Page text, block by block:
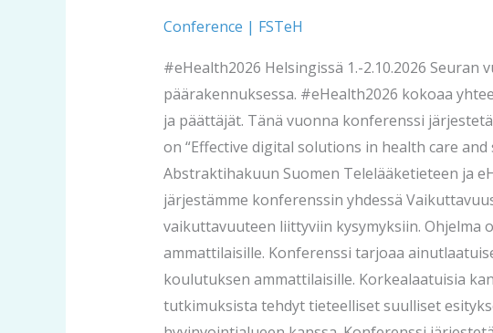
Conference | FSTeH
#eHealth2026 Helsingissä 1.-2.10.2026
päärakennuksessa. #eHealth2026 kokoaa
ja päättäjät. Tänä vuonna konferenssi
on “Effective digital solutions in health care
Abstraktihakuun Suomen Telelääketieteen ja
järjestämme konferenssin yhdessä
vaikuttavuuteen liittyviin kysymyksiin.
ammattilaisille. Konferenssi tarjoaa
koulutuksen ammattilaisille. Korkealaatuisia
tutkimuksista tehdyt tieteelliset suulliset
International
1.-2.10.2026